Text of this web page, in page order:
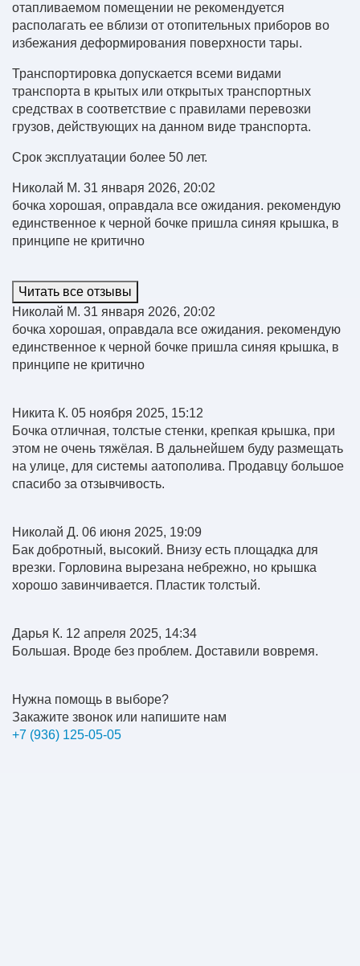
отапливаемом помещении не рекомендуется
располагать ее вблизи от отопительных приборов во
избежания деформирования поверхности тары.
Транспортировка допускается всеми видами
транспорта в крытых или открытых транспортных
средствах в соответствие с правилами перевозки
грузов, действующих на данном виде транспорта.
Срок эксплуатации более 50 лет.
Николай М. 31 января 2026, 20:02
бочка хорошая, оправдала все ожидания. рекомендую
единственное к черной бочке пришла синяя крышка, в
принципе не критично
Читать все отзывы
Николай М. 31 января 2026, 20:02
бочка хорошая, оправдала все ожидания. рекомендую
единственное к черной бочке пришла синяя крышка, в
принципе не критично
Никита К. 05 ноября 2025, 15:12
Бочка отличная, толстые стенки, крепкая крышка, при
этом не очень тяжёлая. В дальнейшем буду размещать
на улице, для системы аатополива. Продавцу большое
спасибо за отзывчивость.
Николай Д. 06 июня 2025, 19:09
Бак добротный, высокий. Внизу есть площадка для
врезки. Горловина вырезана небрежно, но крышка
хорошо завинчивается. Пластик толстый.
Дарья К. 12 апреля 2025, 14:34
Большая. Вроде без проблем. Доставили вовремя.
Нужна помощь в выборе?
Закажите звонок или напишите нам
+7 (936) 125-05-05